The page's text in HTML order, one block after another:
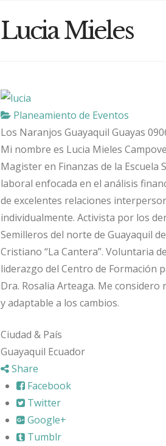
Lucia Mieles
Planeamiento de Eventos
Los Naranjos Guayaquil Guayas
Mi nombre es Lucia Mieles
Magister en Finanzas de la Escuela
laboral enfocada en el análisis
de excelentes relaciones
individualmente. Activista por los
Semilleros del norte de Guayaquil
Cristiano “La Cantera”. Voluntaria
liderazgo del Centro de Formación
Dra. Rosalia Arteaga. Me
y adaptable a los cambios.
Ciudad & País
Guayaquil Ecuador
Share
Facebook
Twitter
Google+
Tumblr